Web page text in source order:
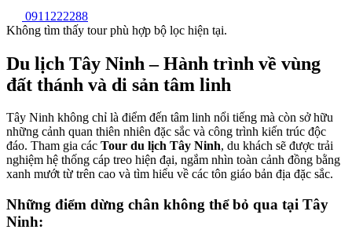
0911222288
Không tìm thấy tour phù hợp bộ lọc hiện tại.
Du lịch Tây Ninh – Hành trình về vùng
đất thánh và di sản tâm linh
Tây Ninh không chỉ là điểm đến tâm linh nổi tiếng mà còn sở hữu
những cảnh quan thiên nhiên đặc sắc và công trình kiến trúc độc
đáo. Tham gia các Tour du lịch Tây Ninh, du khách sẽ được trải
nghiệm hệ thống cáp treo hiện đại, ngắm nhìn toàn cảnh đồng bằng
xanh mướt từ trên cao và tìm hiểu về các tôn giáo bản địa đặc sắc.
Những điểm dừng chân không thể bỏ qua tại Tây
Ninh: